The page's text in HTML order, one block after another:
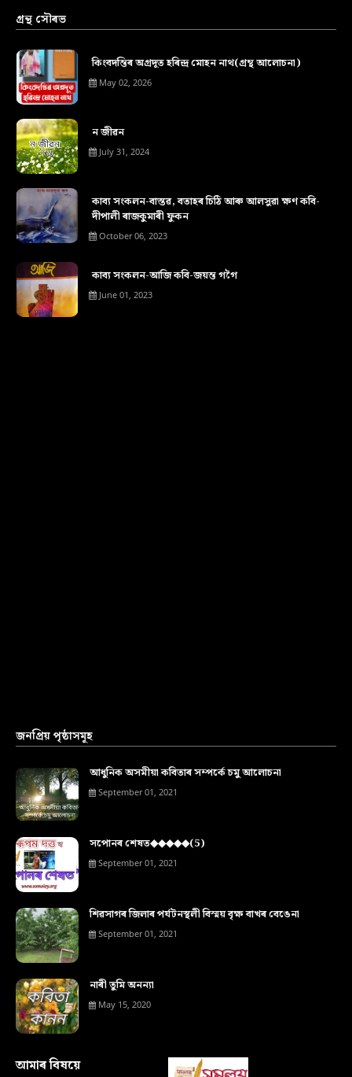
গ্ৰন্থ সৌৰভ
কিংবদন্তিৰ অগ্ৰদূত হৰিন্দ্ৰ মোহন নাথ(গ্ৰন্থ আলোচনা)
May 02, 2026
ন জীৱন
July 31, 2024
কাব্য সংকলন-বাস্তৱ, বতাহৰ চিঠি আৰু আলসুৱা ক্ষণ কবি-
দীপালী ৰাজকুমাৰী ফুকন
October 06, 2023
কাব্য সংকলন-আজি কবি-জয়ন্ত গগৈ
June 01, 2023
জনপ্ৰিয় পৃষ্ঠাসমূহ
আধুনিক অসমীয়া কবিতাৰ সম্পৰ্কে চমু আলোচনা
September 01, 2021
সপোনৰ শেষত◆◆◆◆◆(5)
September 01, 2021
শিৱসাগৰ জিলাৰ পৰ্যটনস্থলী বিস্ময় বৃক্ষ বাখৰ বেঙেনা
September 01, 2021
নাৰী তুমি অনন্যা
May 15, 2020
আমাৰ বিষয়ে‍